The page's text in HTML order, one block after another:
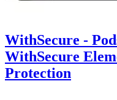
WithSecure -
WithSecure
Protection